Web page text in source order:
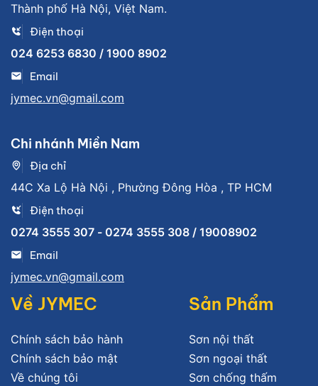
Thành phố Hà Nội, Việt Nam.
Điện thoại
024 6253 6830 / 1900 8902
Email
jymec.vn@gmail.com
Chi nhánh Miền Nam
Địa chỉ
44C Xa Lộ Hà Nội , Phường Đông Hòa , TP HCM
Điện thoại
0274 3555 307 - 0274 3555 308 / 19008902
Email
jymec.vn@gmail.com
Về JYMEC
Chính sách bảo hành
Chính sách bảo mật
Về chúng tôi
Sản Phẩm
Sơn nội thất
Sơn ngoại thất
Sơn chống thấm